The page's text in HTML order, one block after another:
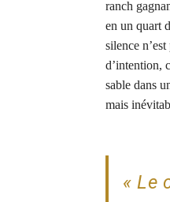
ranch
en un quart
silence
d’intention,
sable dans
mais
« Le